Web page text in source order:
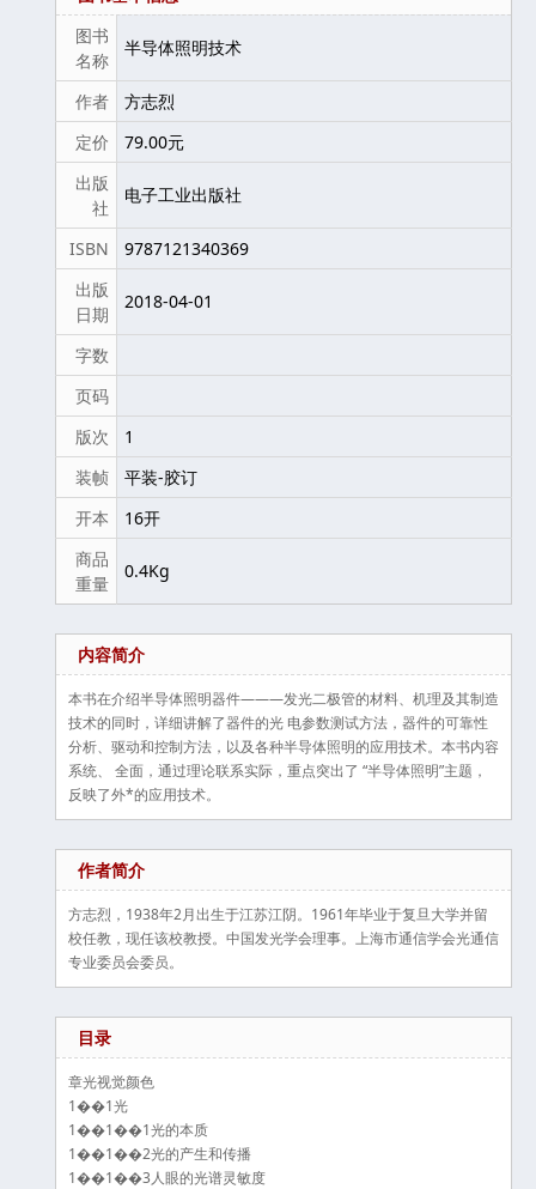
图书
名称
半导体照明技术
作者
方志烈
定价
79.00元
出版
社
电子工业出版社
ISBN
9787121340369
出版
日期
2018-04-01
字数
页码
版次
1
装帧
平装-胶订
开本
16开
商品
重量
0.4Kg
内容简介
本书在介绍半导体照明器件———发光二极管的材料、机理及其制造
技术的同时，详细讲解了器件的光 电参数测试方法，器件的可靠性
分析、驱动和控制方法，以及各种半导体照明的应用技术。本书内容
系统、 全面，通过理论联系实际，重点突出了 “半导体照明”主题，
反映了外*的应用技术。
作者简介
方志烈，1938年2月出生于江苏江阴。1961年毕业于复旦大学并留
校任教，现任该校教授。中国发光学会理事。上海市通信学会光通信
专业委员会委员。
目录
章光视觉颜色
1��1光
1��1��1光的本质
1��1��2光的产生和传播
1��1��3人眼的光谱灵敏度